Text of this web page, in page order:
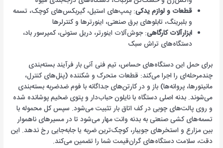
قطعات و لوازم یدکی: پمپ‌های استیل، گیربکس‌های کوچک، تسمه
و بلبرینگ، تابلوهای برق صنعتی، اینورترها و کنترلرها
ابزارآلات کارگاهی: جوش‌آلات اینورتر، دریل ستونی، کمپرسور باد،
دستگاه‌های تراش سبک
برای حمل این دستگاه‌های حساس، تیم فنی آنی بار فرآیند بسته‌بندی
چندمرحله‌ای را اجرا می‌کند: قطعات متحرک و شکننده (پنل‌های کنترل،
مانیتورها، پروانه‌ها) باز و در کارتن‌های جداگانه با فوم ضدضربه بسته‌بندی
می‌شوند. بدنه اصلی دستگاه با نایلون حباب‌دار و پتوی ضخیم پوشانده شده
و روی پالت‌های چوبی در کف اتاق بار تثبیت می‌شود. سپس کل محموله با
تسمه‌های کشی صنعتی به بدنه وانت مهار می‌شود تا در مسیرهای ناهموار
بین مزارع و استخرهای جویبار، کوچک‌ترین ضربه یا جابه‌جایی رخ ندهد. این
دقت، سلامت دستگاه‌های گران‌قیمت شما را تضمین می‌کند.